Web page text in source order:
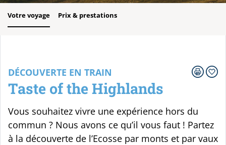
Votre voyage Prix & prestations
DÉCOUVERTE EN TRAIN
Taste of the Highlands
Vous souhaitez vivre une expérience hors du
commun ? Nous avons ce qu’il vous faut ! Partez
à la découverte de l’Ecosse par monts et par vaux